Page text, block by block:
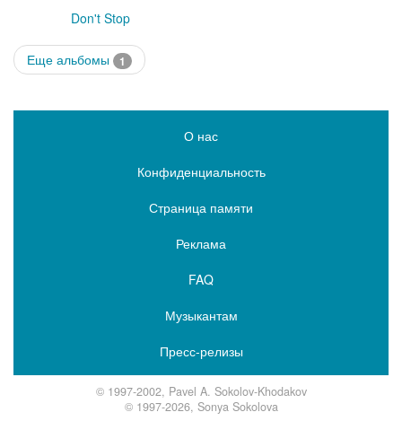
Don't Stop
Еще альбомы 1
О нас
Конфиденциальность
Страница памяти
Реклама
FAQ
Музыкантам
Пресс-релизы
© 1997-2002, Pavel A. Sokolov-Khodakov
© 1997-2026, Sonya Sokolova